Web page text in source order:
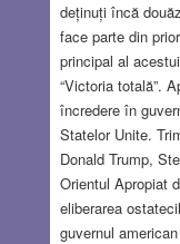
deținuți încă
face parte din
principal al
“Victoria totală”.
încredere în
Statelor Unite.
Donald Trump,
Orientul Apropiat
eliberarea
guvernul